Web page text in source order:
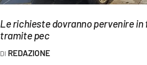
Streaming
LAC TV
LAC NETWORK
Le richieste dovranno pervenire
tramite pec
REDAZIONE